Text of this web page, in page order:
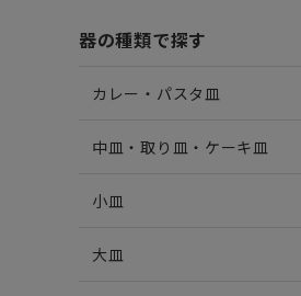
器の種類で探す
カレー・パスタ皿
中皿・取り皿・ケーキ皿
小皿
大皿